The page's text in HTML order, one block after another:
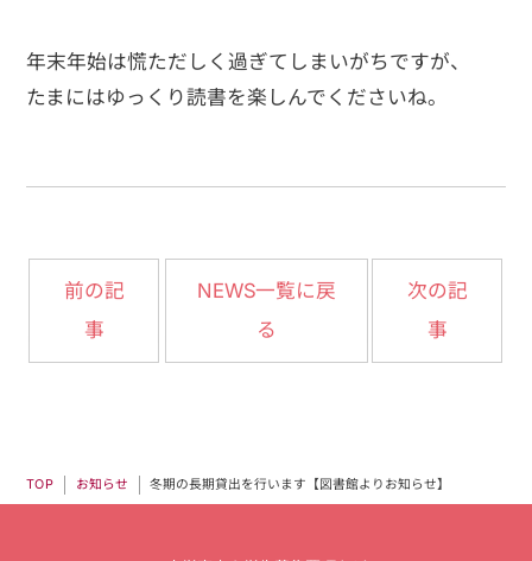
年末年始は慌ただしく過ぎてしまいがちですが、
たまにはゆっくり読書を楽しんでくださいね。
前の記
事
NEWS一覧に戻
る
次の記
事
TOP お知らせ 冬期の長期貸出を行います【図書館よりお知らせ】